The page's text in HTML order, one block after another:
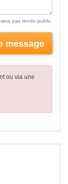
pas rendu public.
message
ou via une